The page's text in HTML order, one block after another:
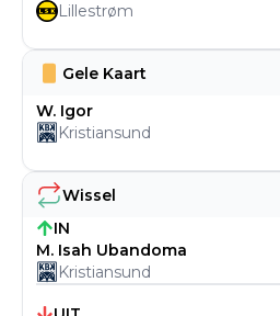
Wissel
IN
M. Isah Ubandoma
Kristiansund
Gele Kaart
W. Igor
Kristiansund
Lillestrøm